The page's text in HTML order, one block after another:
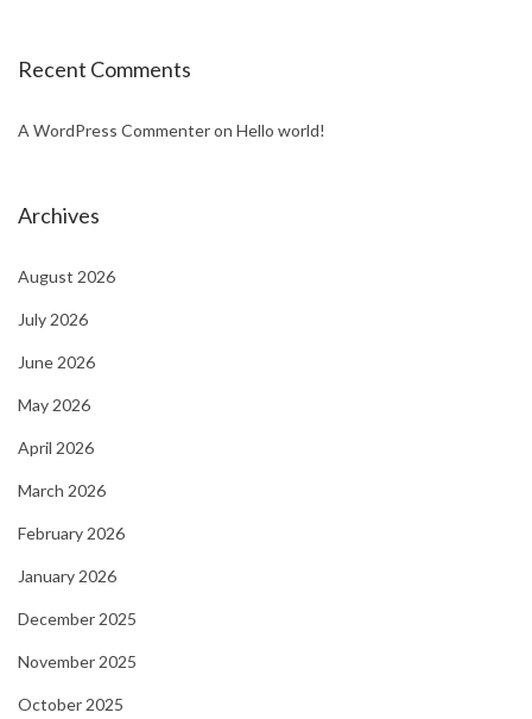
a
i
n
O
u
Recent Comments
A WordPress Commenteron Hello world!
Archives
August 2026
July 2026
June 2026
May 2026
April 2026
March 2026
February 2026
January 2026
December 2025
November 2025
October 2025